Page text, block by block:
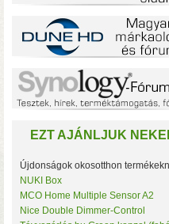
Nabu Casa
NEO
NEON
Nice
Noname
NorStone
NorthQ
Omega Optical
OWC
Philio Technology
Poly Control
Popp
Qubino
EZT AJÁNLJUK
Újdonságok okosotthon
NUKI Box
MCO Home Multiple Sensor A2
Nice Double Dimmer-Control